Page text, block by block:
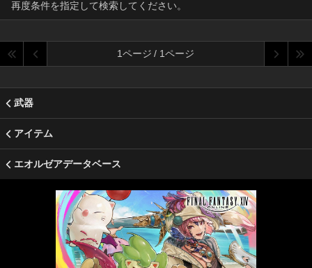
再度条件を指定して検索してください。
1ページ / 1ページ
武器
アイテム
エオルゼアデータベース